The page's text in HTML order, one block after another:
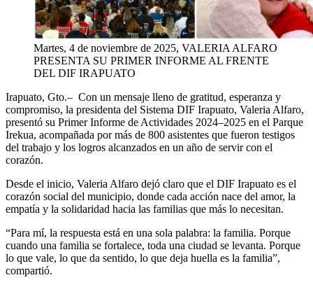
Martes, 4 de noviembre de 2025, VALERIA ALFARO
PRESENTA SU PRIMER INFORME AL FRENTE
DEL DIF IRAPUATO
Irapuato, Gto.– Con un mensaje lleno de gratitud, esperanza y
compromiso, la presidenta del Sistema DIF Irapuato, Valeria Alfaro,
presentó su Primer Informe de Actividades 2024–2025 en el Parque
Irekua, acompañada por más de 800 asistentes que fueron testigos
del trabajo y los logros alcanzados en un año de servir con el
corazón.
Desde el inicio, Valeria Alfaro dejó claro que el DIF Irapuato es el
corazón social del municipio, donde cada acción nace del amor, la
empatía y la solidaridad hacia las familias que más lo necesitan.
“Para mí, la respuesta está en una sola palabra: la familia. Porque
cuando una familia se fortalece, toda una ciudad se levanta. Porque
lo que vale, lo que da sentido, lo que deja huella es la familia”,
compartió.